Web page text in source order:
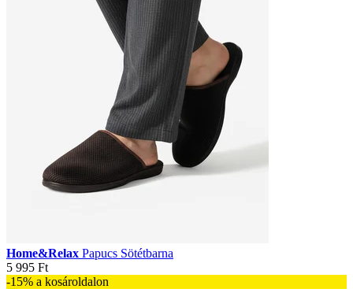
Home&Relax Papucs Sötétbarna
5 995 Ft
-15% a kosároldalon